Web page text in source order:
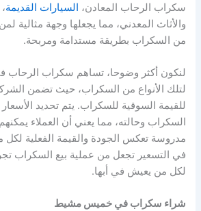
سكراب الرحاب المعادن، السيارات القديمة
والأثاث المعدني، مما يجعلها وجهة مثالية
من السكراب بطريقة مستدامة ومربحة.
لنكون أكثر وضوحا، تساهم سكراب الرحاب
لتلك الأنواع من السكراب، حيث تضمن
للقيمة السوقية للسكراب. يتم تحديد
السكراب وحالته، مما يعني أن العملاء
مدروسة تعكس الجودة والقيمة الفعلية لكل
في التسعير تجعل من عملية بيع السكراب
لكل من يعيش في أبها.
شراء سكراب في خميس مشيط